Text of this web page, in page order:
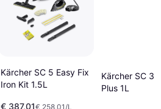
Kärcher SC 5 Easy Fix
Iron Kit 1.5L
€ 387,01€ 258,01/L
Kärcher SC 3
Plus 1L